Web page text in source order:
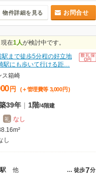
物件詳細を見る お問合せ
現在1人が検討中です。
駅まで徒歩5分程の好立地
駅にも歩いて行ける距…
ス箱崎
円 (＋管理費等 3,000 円 )
39年 | 1階/4階建
礼 なし
し
… 徒歩7分
他